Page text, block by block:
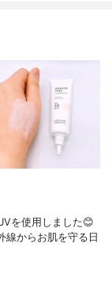
を使用しました😊
線からお肌を守る日